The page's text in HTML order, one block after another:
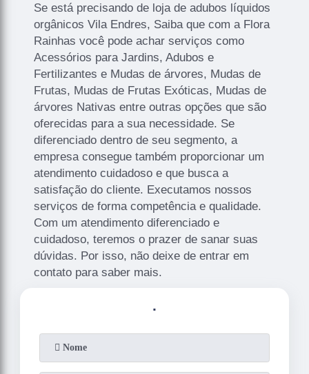
Se está precisando de loja de adubos líquidos
orgânicos Vila Endres, Saiba que com a Flora
Rainhas você pode achar serviços como
Acessórios para Jardins, Adubos e
Fertilizantes e Mudas de árvores, Mudas de
Frutas, Mudas de Frutas Exóticas, Mudas de
árvores Nativas entre outras opções que são
oferecidas para a sua necessidade. Se
diferenciado dentro de seu segmento, a
empresa consegue também proporcionar um
atendimento cuidadoso e que busca a
satisfação do cliente. Executamos nossos
serviços de forma competência e qualidade.
Com um atendimento diferenciado e
cuidadoso, teremos o prazer de sanar suas
dúvidas. Por isso, não deixe de entrar em
contato para saber mais.
.